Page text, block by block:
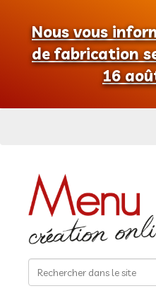
Nous vous
de fabrication
16